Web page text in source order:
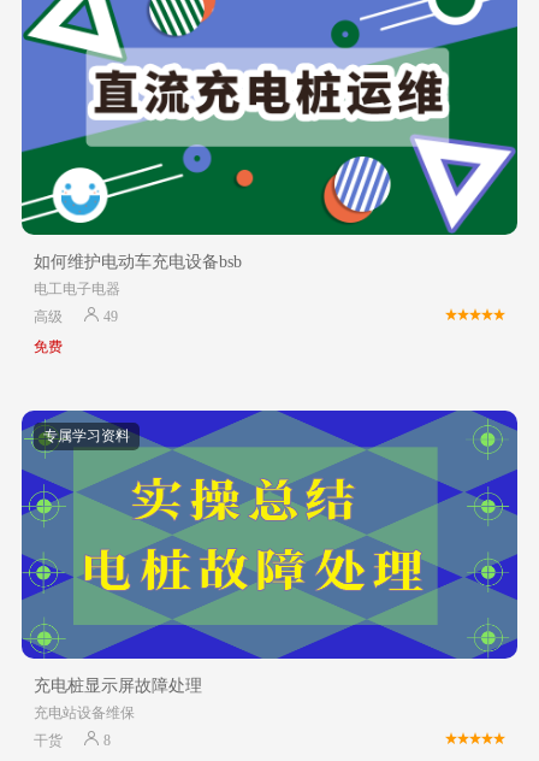
如何维护电动车充电设备bsb
电工电子电器
高级
49
免费
专属学习资料
充电桩显示屏故障处理
充电站设备维保
干货
8